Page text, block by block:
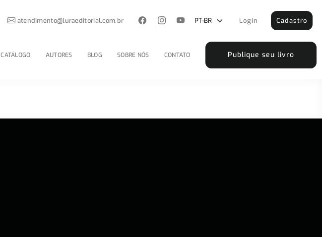
CATÁLOGO AUTORES BLOG SOBRE NÓS CONTATO Publique seu livro
atendimento@luraeditorial.com.br Login Cadastro